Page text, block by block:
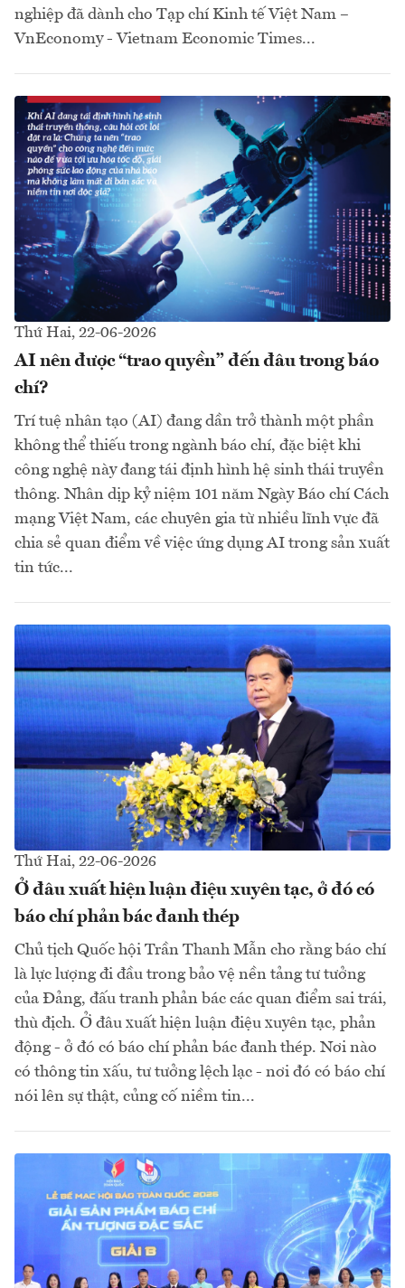
nghiệp đã dành cho Tạp chí Kinh tế Việt Nam –
VnEconomy - Vietnam Economic Times...
Thứ Hai, 22-06-2026
AI nên được “trao quyền” đến đâu trong báo
chí?
Trí tuệ nhân tạo (AI) đang dần trở thành một phần
không thể thiếu trong ngành báo chí, đặc biệt khi
công nghệ này đang tái định hình hệ sinh thái truyền
thông. Nhân dịp kỷ niệm 101 năm Ngày Báo chí Cách
mạng Việt Nam, các chuyên gia từ nhiều lĩnh vực đã
chia sẻ quan điểm về việc ứng dụng AI trong sản xuất
tin tức...
Thứ Hai, 22-06-2026
Ở đâu xuất hiện luận điệu xuyên tạc, ở đó có
báo chí phản bác đanh thép
Chủ tịch Quốc hội Trần Thanh Mẫn cho rằng báo chí
là lực lượng đi đầu trong bảo vệ nền tảng tư tưởng
của Đảng, đấu tranh phản bác các quan điểm sai trái,
thù địch. Ở đâu xuất hiện luận điệu xuyên tạc, phản
động - ở đó có báo chí phản bác đanh thép. Nơi nào
có thông tin xấu, tư tưởng lệch lạc - nơi đó có báo chí
nói lên sự thật, củng cố niềm tin...